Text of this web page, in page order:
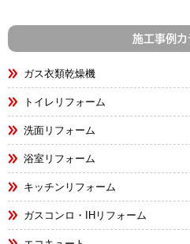
施工事例カ
ガス衣類乾燥機
トイレリフォーム
洗面リフォーム
浴室リフォーム
キッチンリフォーム
ガスコンロ・IHリフォーム